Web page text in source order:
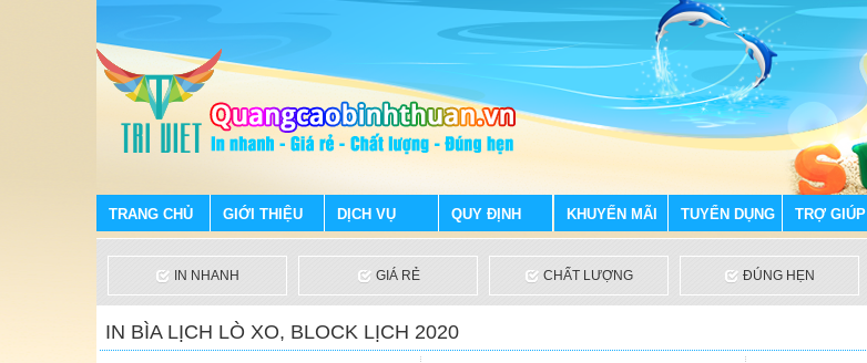
TRANG CHỦ GIỚI THIỆU DỊCH VỤ QUY ĐỊNH KHUYẾN MÃI TUYỂN DỤNG TRỢ GIÚP
IN NHANH GIÁ RẺ CHẤT LƯỢNG ĐÚNG HẸN
IN BÌA LỊCH LÒ XO, BLOCK LỊCH 2020